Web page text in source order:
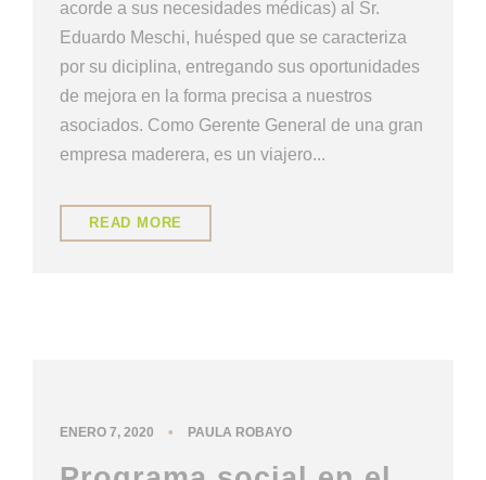
acorde a sus necesidades médicas) al Sr.
Eduardo Meschi, huésped que se caracteriza
por su diciplina, entregando sus oportunidades
de mejora en la forma precisa a nuestros
asociados. Como Gerente General de una gran
empresa maderera, es un viajero...
READ MORE
ENERO 7, 2020 • PAULA ROBAYO